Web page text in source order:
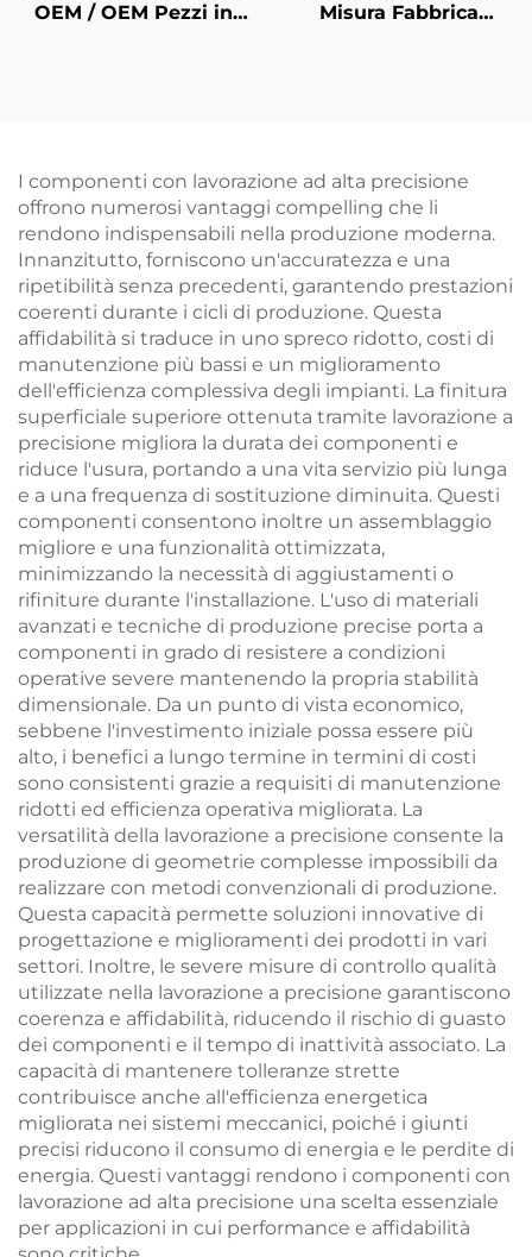
OEM / OEM Pezzi in
Misura Fabbrica
I componenti con lavorazione ad alta precisione
offrono numerosi vantaggi compelling che li
rendono indispensabili nella produzione moderna.
Innanzitutto, forniscono un'accuratezza e una
ripetibilità senza precedenti, garantendo prestazioni
coerenti durante i cicli di produzione. Questa
affidabilità si traduce in uno spreco ridotto, costi di
manutenzione più bassi e un miglioramento
dell'efficienza complessiva degli impianti. La finitura
superficiale superiore ottenuta tramite lavorazione a
precisione migliora la durata dei componenti e
riduce l'usura, portando a una vita servizio più lunga
e a una frequenza di sostituzione diminuita. Questi
componenti consentono inoltre un assemblaggio
migliore e una funzionalità ottimizzata,
minimizzando la necessità di aggiustamenti o
rifiniture durante l'installazione. L'uso di materiali
avanzati e tecniche di produzione precise porta a
componenti in grado di resistere a condizioni
operative severe mantenendo la propria stabilità
dimensionale. Da un punto di vista economico,
sebbene l'investimento iniziale possa essere più
alto, i benefici a lungo termine in termini di costi
sono consistenti grazie a requisiti di manutenzione
ridotti ed efficienza operativa migliorata. La
versatilità della lavorazione a precisione consente la
produzione di geometrie complesse impossibili da
realizzare con metodi convenzionali di produzione.
Questa capacità permette soluzioni innovative di
progettazione e miglioramenti dei prodotti in vari
settori. Inoltre, le severe misure di controllo qualità
utilizzate nella lavorazione a precisione garantiscono
coerenza e affidabilità, riducendo il rischio di guasto
dei componenti e il tempo di inattività associato. La
capacità di mantenere tolleranze strette
contribuisce anche all'efficienza energetica
migliorata nei sistemi meccanici, poiché i giunti
precisi riducono il consumo di energia e le perdite di
energia. Questi vantaggi rendono i componenti con
lavorazione ad alta precisione una scelta essenziale
per applicazioni in cui performance e affidabilità